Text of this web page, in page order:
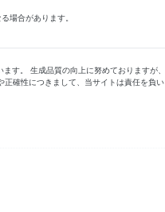
場合があります。
す。 生成品質の向上に努めておりますが、
確性につきまして、当サイトは責任を負い